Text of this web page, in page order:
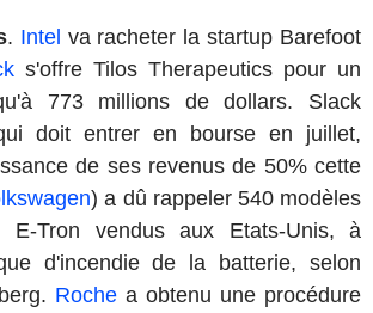
. Intel va racheter la startup Barefoot
s'offre Tilos Therapeutics pour un
773 millions de dollars. Slack
doit entrer en bourse en juillet,
de ses revenus de 50% cette
) a dû rappeler 540 modèles
E-Tron vendus aux Etats-Unis, à
d'incendie de la batterie, selon
Roche a obtenu une procédure